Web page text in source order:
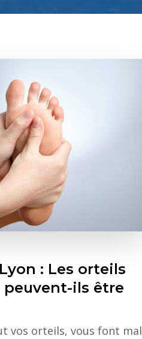
: Les orteils
peuvent-ils être
vos orteils, vous font mal